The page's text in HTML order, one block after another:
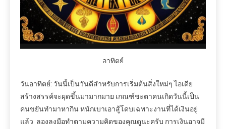
อาทิตย์
วันอาทิตย์: วันนี้เป็นวันดีสำหรับการเริ่มต้นสิ่งใหม่ๆ ไอเดีย
สร้างสรรค์จะผุดขึ้นมามากมาย เกณฑ์ชะตาคนเกิดวันนี้เป็น
คนขยันทำมาหากิน หนักเบาเอาสู้โดบเฉพาะงานที่ได้เงินอยู่
แล้ว ลองลงมือทำตามความคิดของคุณดูนะครับ การเงินอาจมี